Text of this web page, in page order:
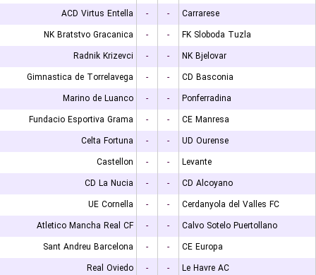
ACD Virtus Entella
- -
Carrarese
NK Bratstvo Gracanica
- -
FK Sloboda Tuzla
Radnik Krizevci
- -
NK Bjelovar
Gimnastica de Torrelavega
- -
CD Basconia
Marino de Luanco
- -
Ponferradina
Fundacio Esportiva Grama
- -
CE Manresa
Celta Fortuna
- -
UD Ourense
Castellon
- -
Levante
CD La Nucia
- -
CD Alcoyano
UE Cornella
- -
Cerdanyola del Valles FC
Atletico Mancha Real CF
- -
Calvo Sotelo Puertollano
Sant Andreu Barcelona
- -
CE Europa
Real Oviedo
- - Le Havre AC